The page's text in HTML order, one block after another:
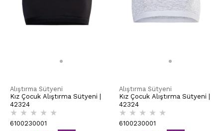
Alıştırma Sütyeni
Kız Çocuk Alıştırma Sütyeni |
42324
★ ★ ★ ★ ★
6100230001
Alıştırma Sütyeni
Kız Çocuk Alıştırma Sütyeni |
42324
★ ★ ★ ★ ★
6100230001